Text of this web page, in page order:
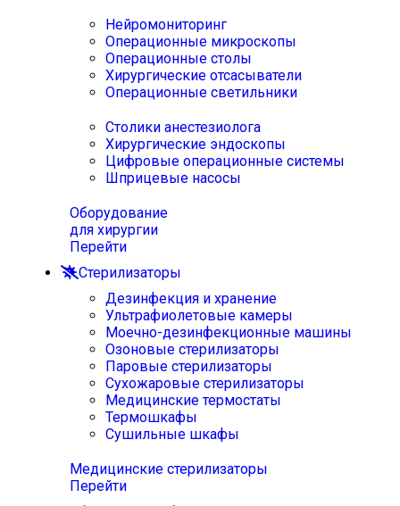
Нейромониторинг
Операционные микроскопы
Операционные столы
Хирургические отсасыватели
Операционные светильники
Столики анестезиолога
Хирургические эндоскопы
Цифровые операционные системы
Шприцевые насосы
Оборудование
для хирургии
Перейти
Стерилизаторы
Дезинфекция и хранение
Ультрафиолетовые камеры
Моечно-дезинфекционные машины
Озоновые стерилизаторы
Паровые стерилизаторы
Сухожаровые стерилизаторы
Медицинские термостаты
Термошкафы
Сушильные шкафы
Медицинские стерилизаторы
Перейти